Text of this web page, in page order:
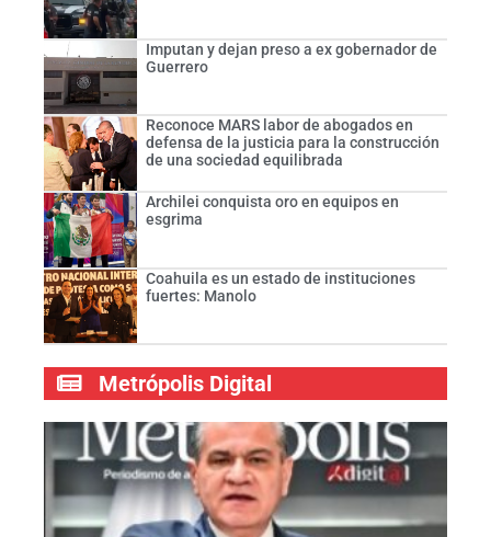
Imputan y dejan preso a ex gobernador de
Guerrero
Reconoce MARS labor de abogados en
defensa de la justicia para la construcción
de una sociedad equilibrada
Archilei conquista oro en equipos en
esgrima
Coahuila es un estado de instituciones
fuertes: Manolo
Metrópolis Digital